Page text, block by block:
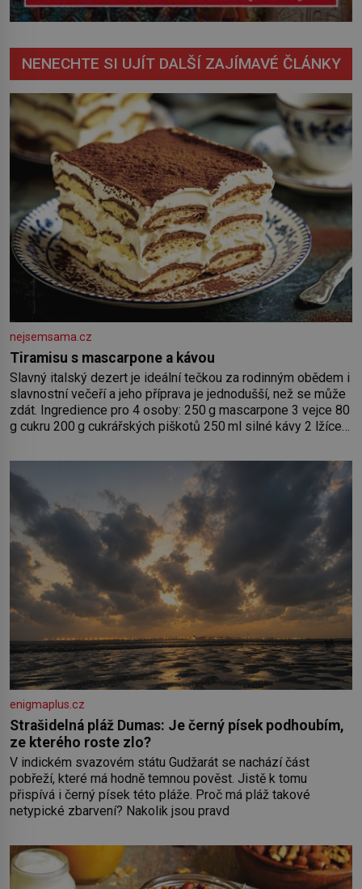
NENECHTE SI UJÍT DALŠÍ ZAJÍMAVÉ ČLÁNKY
nejsemsama.cz
Tiramisu s mascarpone a kávou
Slavný italský dezert je ideální tečkou za rodinným obědem i
slavnostní večeří a jeho příprava je jednodušší, než se může
zdát. Ingredience pro 4 osoby: 250 g mascarpone 3 vejce 80
g cukru 200 g cukrářských piškotů 250 ml silné kávy 2 lžíce
bílků. Žloutky vyšlehejte s cukrem do světlé pěny a postupně
do nich vmíchejte mascarpone, aby vznikl hladký
enigmaplus.cz
Strašidelná pláž Dumas: Je černý písek podhoubím,
ze kterého roste zlo?
V indickém svazovém státu Gudžarát se nachází část
pobřeží, které má hodně temnou pověst. Jistě k tomu
přispívá i černý písek této pláže. Proč má pláž takové
netypické zbarvení? Nakolik jsou pravd